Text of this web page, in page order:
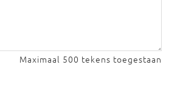
Maximaal 500 tekens toegestaan